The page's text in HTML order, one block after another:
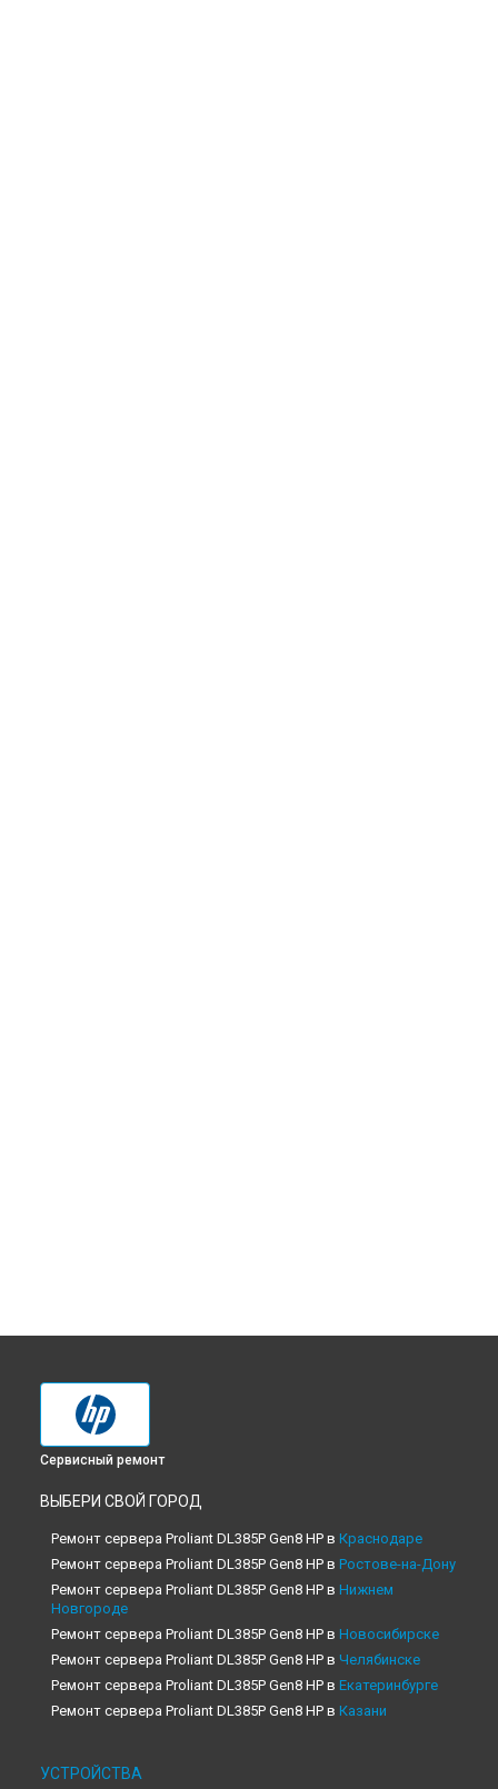
Сервисный ремонт
ВЫБЕРИ СВОЙ ГОРОД
Ремонт сервера Proliant DL385P Gen8 HP в Краснодаре
Ремонт сервера Proliant DL385P Gen8 HP в Ростове-на-Дону
Ремонт сервера Proliant DL385P Gen8 HP в Нижнем
Новгороде
Ремонт сервера Proliant DL385P Gen8 HP в Новосибирске
Ремонт сервера Proliant DL385P Gen8 HP в Челябинске
Ремонт сервера Proliant DL385P Gen8 HP в Екатеринбурге
Ремонт сервера Proliant DL385P Gen8 HP в Казани
Ремонт сервера Proliant DL385P Gen8 HP в
УСТРОЙСТВА